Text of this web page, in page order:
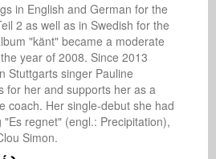
in English and German for the
2 as well as in Swedish for the
"känt" became a moderate
year of 2008. Since 2013
Stuttgarts singer Pauline
for her and supports her as a
coach. Her single-debut she had
regnet" (engl.: Precipitation),
Simon.